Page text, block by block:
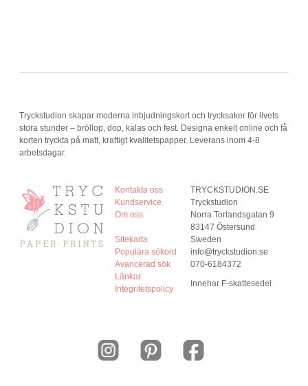
Tryckstudion skapar moderna inbjudningskort och trycksaker för livets
stora stunder – bröllop, dop, kalas och fest. Designa enkelt online och få
korten tryckta på matt, kraftigt kvalitetspapper. Leverans inom 4-8
arbetsdagar.
Kontakta oss
Kundservice
Om oss
Sitekarta
Populära sökord
Avancerad sök
Länkar
Integritetspolicy
TRYCKSTUDION.SE
Tryckstudion
Norra Torlandsgatan 9
83147 Östersund
Sweden
info@tryckstudion.se
070-6184372
Innehar F-skattesedel